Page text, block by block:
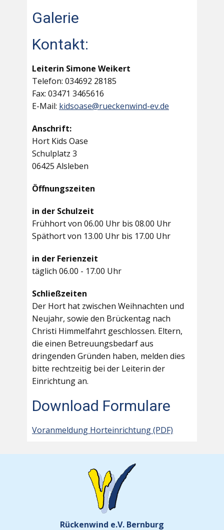
Galerie
Kontakt:
Leiterin Simone Weikert
Telefon: 034692 28185
Fax: 03471 3465616
E-Mail: kidsoase@rueckenwind-ev.de
Anschrift:
Hort Kids Oase
Schulplatz 3
06425 Alsleben
Öffnungszeiten
in der Schulzeit
Frühhort von 06.00 Uhr bis 08.00 Uhr
Späthort von 13.00 Uhr bis 17.00 Uhr
in der Ferienzeit
täglich 06.00 - 17.00 Uhr
Schließzeiten
Der Hort hat zwischen Weihnachten und
Neujahr, sowie den Brückentag nach
Christi Himmelfahrt geschlossen. Eltern,
die einen Betreuungsbedarf aus
dringenden Gründen haben, melden dies
bitte rechtzeitig bei der Leiterin der
Einrichtung an.
Download Formulare
Voranmeldung Horteinrichtung (PDF)
Rückenwind e.V. Bernburg